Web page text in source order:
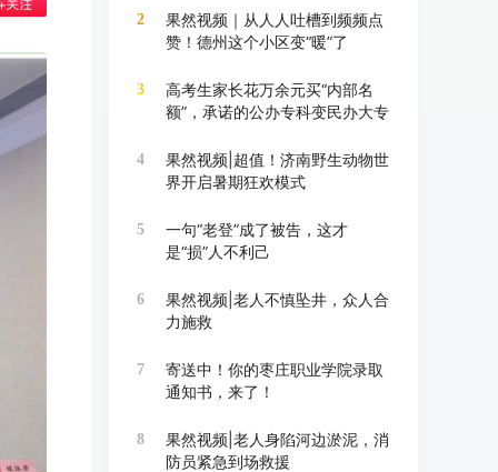
2
果然视频｜从人人吐槽到频频点
赞！德州这个小区变“暖”了
3
高考生家长花万余元买“内部名
额”，承诺的公办专科变民办大专
4
果然视频|超值！济南野生动物世
界开启暑期狂欢模式
5
一句“老登”成了被告，这才
是“损”人不利己
6
果然视频|老人不慎坠井，众人合
力施救
7
寄送中！你的枣庄职业学院录取
通知书，来了！
8
果然视频|老人身陷河边淤泥，消
防员紧急到场救援